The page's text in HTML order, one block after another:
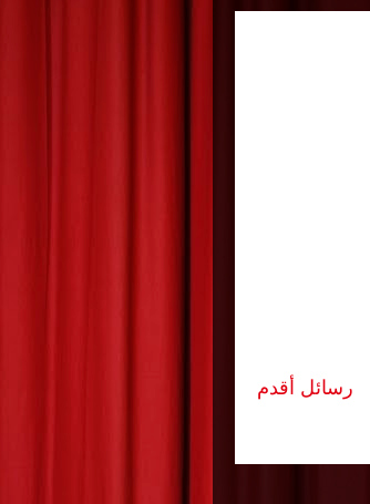
رسائل أقدم